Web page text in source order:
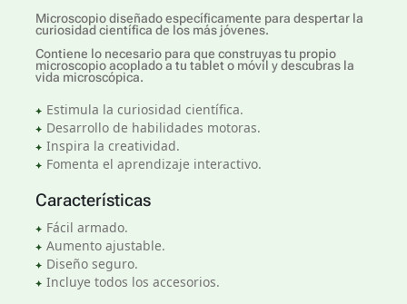
Microscopio diseñado específicamente para despertar la
curiosidad científica de los más jóvenes.
Contiene lo necesario para que construyas tu propio
microscopio acoplado a tu tablet o móvil y descubras la
vida microscópica.
Estimula la curiosidad científica.
Desarrollo de habilidades motoras.
Inspira la creatividad.
Fomenta el aprendizaje interactivo.
Características
Fácil armado.
Aumento ajustable.
Diseño seguro.
Incluye todos los accesorios.